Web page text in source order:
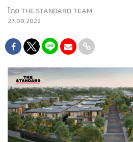
โดย THE STANDARD TEAM
27.09.2022